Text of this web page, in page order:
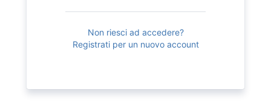
Non riesci ad accedere?
Registrati per un nuovo account